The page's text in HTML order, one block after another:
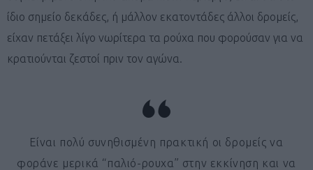
ίδιο σημείο δεκάδες, ή μάλλον εκατοντάδες άλλοι δρομείς,
είχαν πετάξει λίγο νωρίτερα τα ρούχα που φορούσαν για να
κρατιούνται ζεστοί πριν τον αγώνα.
Είναι πολύ συνηθισμένη πρακτική οι δρομείς να
φοράνε μερικά “παλιό-ρουχα” στην εκκίνηση και να